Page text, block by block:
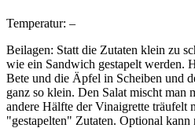
Temperatur: –
Beilagen: Statt die Zutaten klein zu
wie ein Sandwich gestapelt werden.
Bete und die Äpfel in Scheiben und
ganz so klein. Den Salat mischt man
andere Hälfte der Vinaigrette träufelt
"gestapelten" Zutaten. Optional kann